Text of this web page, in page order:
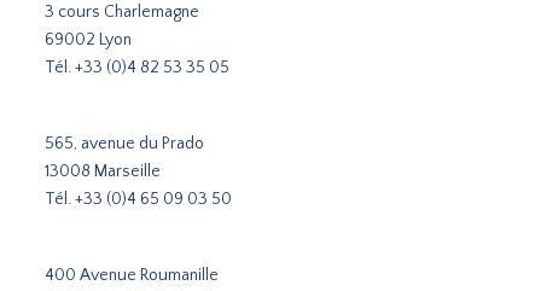
3 cours Charlemagne
69002 Lyon
Tél.+33 (0)4 82 53 35 05
565, avenue du Prado
13008 Marseille
Tél.+33 (0)4 65 09 03 50
400 Avenue Roumanille